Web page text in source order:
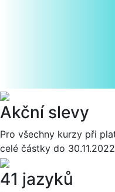
Akční slevy
Pro všechny kurzy při
celé částky do
41 jazyků